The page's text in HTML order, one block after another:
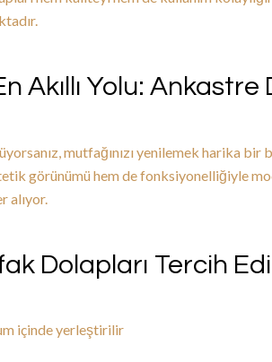
Akıllı Yolu: Ankastre
mutfağınızı yenilemek harika bir
görünümü hem de fonksiyonelliğiyle
alıyor.
Dolapları Tercih
içinde yerleştirilir